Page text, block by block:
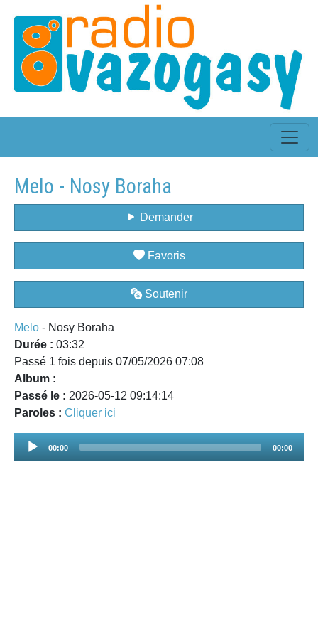
Melo - Nosy Boraha
Demander
Favoris
Soutenir
Melo - Nosy Boraha
Durée : 03:32
Passé 1 fois depuis 07/05/2026 07:08
Album :
Passé le : 2026-05-12 09:14:14
Paroles : Cliquer ici
Audio
00:00 00:00